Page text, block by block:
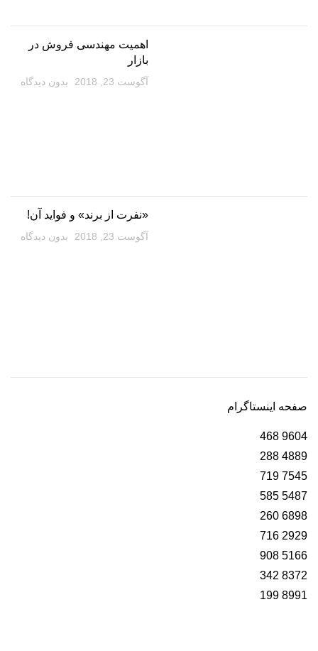
اهمیت مهندسی فروش در
بازار
آگوست 23, 2018 بدون دیدگاه
«نفرت از برند» و فواید آن!
آگوست 23, 2018 بدون دیدگاه
صفحه اینستاگرام
9604
468
4889
288
7545
719
5487
585
6898
260
2929
716
5166
908
8372
342
8991
199